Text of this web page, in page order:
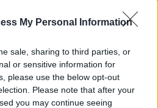
My Personal Information
sale, sharing to third parties, or
or sensitive information for
please use the below opt-out
Please note that after your
you may continue seeing